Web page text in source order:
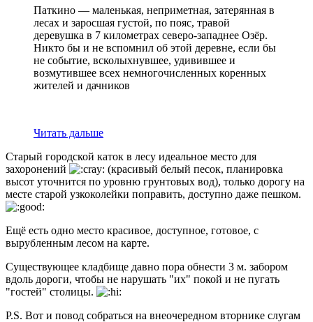
Паткино — маленькая, неприметная, затерянная в
лесах и заросшая густой, по пояс, травой
деревушка в 7 километрах северо-западнее Озёр.
Никто бы и не вспомнил об этой деревне, если бы
не событие, всколыхнувшее, удивившее и
возмутившее всех немногочисленных коренных
жителей и дачников
Читать дальше
Старый городской каток в лесу идеальное место для
захоронений
(красивый белый песок, планировка
высот уточнится по уровню грунтовых вод), только дорогу на
месте старой узкоколейки поправить, доступно даже пешком.
Ещё есть одно место красивое, доступное, готовое, с
вырубленным лесом на карте.
Существующее кладбище давно пора обнести 3 м. забором
вдоль дороги, чтобы не нарушать "их" покой и не пугать
"гостей" столицы.
P.S. Вот и повод собраться на внеочередном вторнике слугам